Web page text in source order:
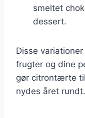
smeltet
dessert.
Disse
frugter og dine
gør citrontærte
nydes året rundt.